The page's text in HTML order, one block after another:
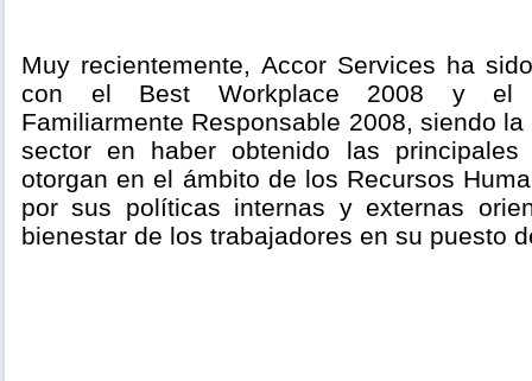
Muy recientemente, Accor Services ha
con el Best Workplace 2008 y el
Familiarmente Responsable 2008, siendo
sector en haber obtenido las
otorgan en el ámbito de los Recursos
por sus políticas internas y externas
bienestar de los trabajadores en su puesto